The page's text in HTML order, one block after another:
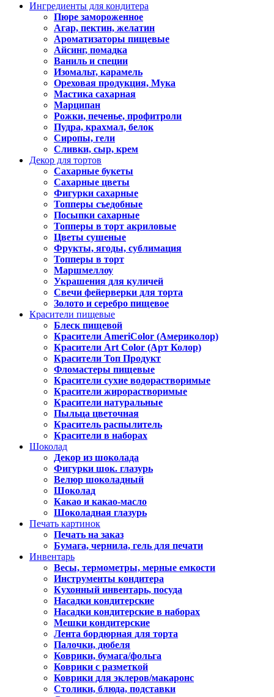
Ингредиенты для кондитера
Пюре замороженное
Агар, пектин, желатин
Ароматизаторы пищевые
Айсинг, помадка
Ваниль и специи
Изомальт, карамель
Ореховая продукция, Мука
Мастика сахарная
Марципан
Рожки, печенье, профитроли
Пудра, крахмал, белок
Сиропы, гели
Сливки, сыр, крем
Декор для тортов
Сахарные букеты
Сахарные цветы
Фигурки сахарные
Топперы съедобные
Посыпки сахарные
Топперы в торт акриловые
Цветы сушеные
Фрукты, ягоды, сублимация
Топперы в торт
Маршмеллоу
Украшения для куличей
Свечи фейерверки для торта
Золото и серебро пищевое
Красители пищевые
Блеск пищевой
Красители AmeriColor (Америколор)
Красители Art Color (Арт Колор)
Красители Топ Продукт
Фломастеры пищевые
Красители сухие водорастворимые
Красители жирорастворимые
Красители натуральные
Пыльца цветочная
Краситель распылитель
Красители в наборах
Шоколад
Декор из шоколада
Фигурки шок. глазурь
Велюр шоколадный
Шоколад
Какао и какао-масло
Шоколадная глазурь
Печать картинок
Печать на заказ
Бумага, чернила, гель для печати
Инвентарь
Весы, термометры, мерные емкости
Инструменты кондитера
Кухонный инвентарь, посуда
Насадки кондитерские
Насадки кондитерские в наборах
Мешки кондитерские
Лента бордюрная для торта
Палочки, дюбеля
Коврики, бумага/фольга
Коврики с разметкой
Коврики для эклеров/макаронс
Столики, блюда, подставки